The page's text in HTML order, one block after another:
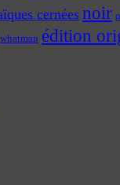
cernéesnoir
whatman édition